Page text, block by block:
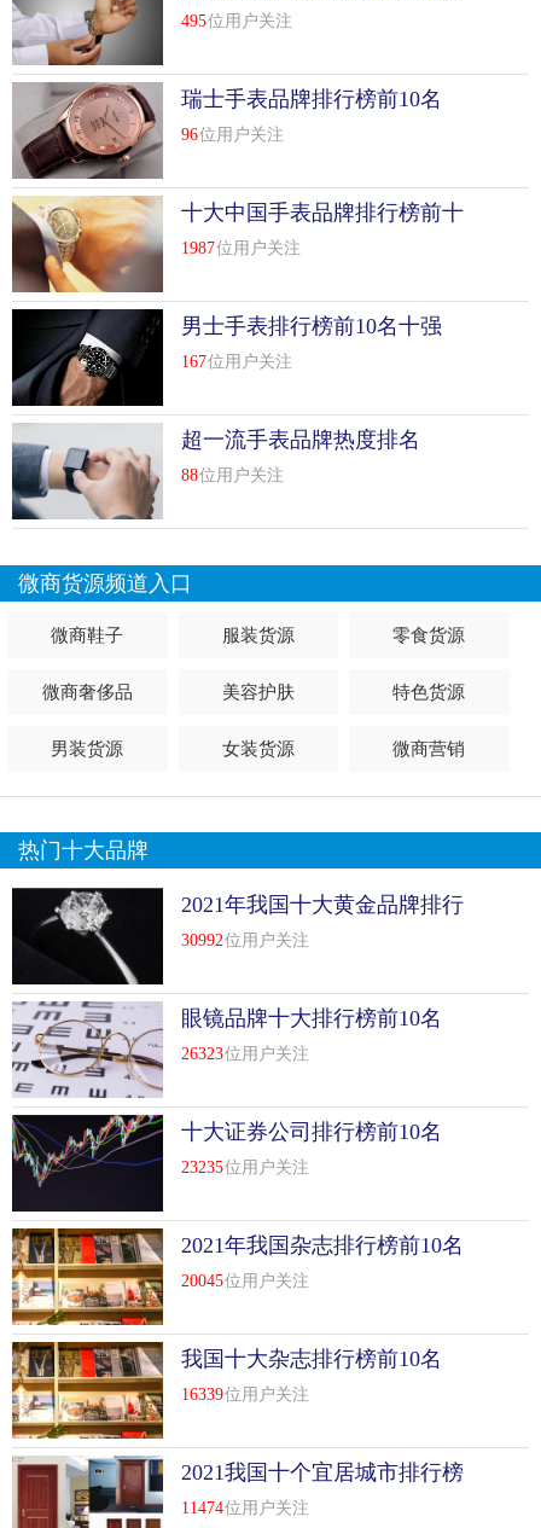
前10名
495位用户关注
瑞士手表品牌排行榜前10名
96位用户关注
十大中国手表品牌排行榜前十
名
1987位用户关注
男士手表排行榜前10名十强
167位用户关注
超一流手表品牌热度排名
88位用户关注
微商货源频道入口
微商鞋子 服装货源 零食货源
微商奢侈品 美容护肤 特色货源
男装货源 女装货源 微商营销
热门十大品牌
2021年我国十大黄金品牌排行
榜前十名
30992位用户关注
眼镜品牌十大排行榜前10名
26323位用户关注
十大证券公司排行榜前10名
23235位用户关注
2021年我国杂志排行榜前10名
20045位用户关注
我国十大杂志排行榜前10名
16339位用户关注
2021我国十个宜居城市排行榜
前10名
11474位用户关注